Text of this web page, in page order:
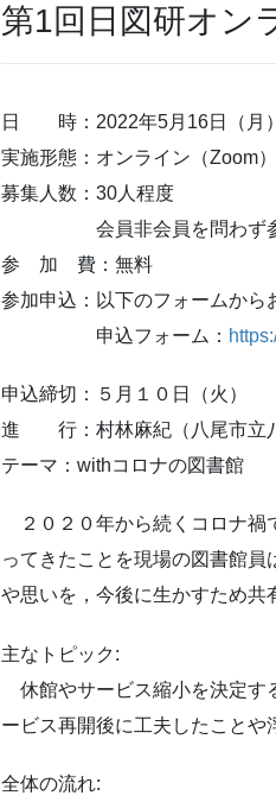
第1回日図研オン
日 時：2022年5月16日（月
実施形態：オンライン（Zoom
募集人数：30人程度
会員非会員を問わず参加可
参 加 費：無料
参加申込：以下のフォームから
申込フォーム：
申込締切：５月１０日（火）
進 行：村林麻紀（八尾市立
テーマ：withコロナの図書館
２０２０年から続くコロナ禍
ってきたことを現場の図書館
や思いを，今後に生かすため共
主なトピック:
休館やサービス縮小を決定す
ービス再開後に工夫したこと
全体の流れ: